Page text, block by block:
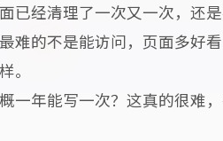
已经清理了一次又一次，还是
难的不是能访问，页面多好
。
一年能写一次？这真的很难